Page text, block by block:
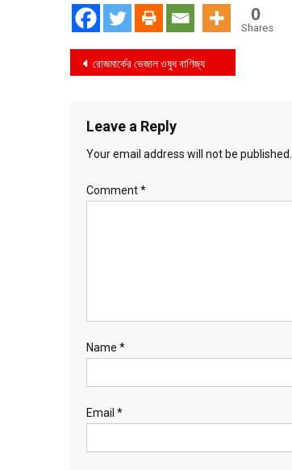
0
Shares
Post
রোজমার্কের ভেজাল ওষুধ বাণিজ্য
Leave a Reply
Your email address will not be published.
Comment*
Name *
Email *